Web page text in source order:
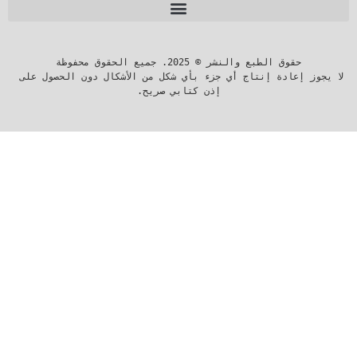
لا يجوز إعادة إنتاج أي جزء بأي شكل من الأشكال دون الحصول على
إذن كتابي صريح.